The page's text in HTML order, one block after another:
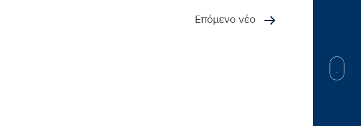
Επόμενο νέο